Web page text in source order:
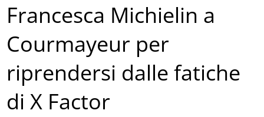
Francesca Michielin a
Courmayeur per
riprendersi dalle fatiche
di X Factor